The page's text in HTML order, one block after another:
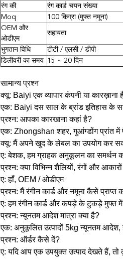
रंग की
रंग कार्ड चयन संख्या
Moq
100 किग्रा (मुफ्त नमूना)
OEM और
ओडीएम
सहायता
भुगतान विधि
टीटी / एलसी / डीपी
डिलीवरी का समय 15 ~ 20 दिन
सामान्य प्रश्न
क्यू: Baiyi एक व्यापार कंपनी या कारख़ाना
एक: Baiyi दस साल के ब्रांड इतिहास के
प्रश्न: आपका कारखाना कहां है?
एक: Zhongshan शहर, गुआंग्डोंग प्रांत में
क्यू: मैं अपने खुद के लेबल का उपयोग कर
ए: बेशक, हम ग्राहक अनुकूलन का समर्थन
प्रश्न: क्या विभिन्न शैलियों, रंगों और
ए: हाँ, OEM / ओडीएम
प्रश्न: मैं रंगीन कार्ड और नमूना कैसे प्राप्त
ए: हम रंगीन कार्ड और कपड़े के टुकड़े मुफ्त
प्रश्न: न्यूनतम आदेश मात्रा क्या है?
एक: अनुकूलित उत्पादों 5kg न्यूनतम आदेश,
प्रश्न: ऑर्डर कैसे दें?
ए: यदि आप एक उपयुक्त उत्पाद देखते हैं, तो